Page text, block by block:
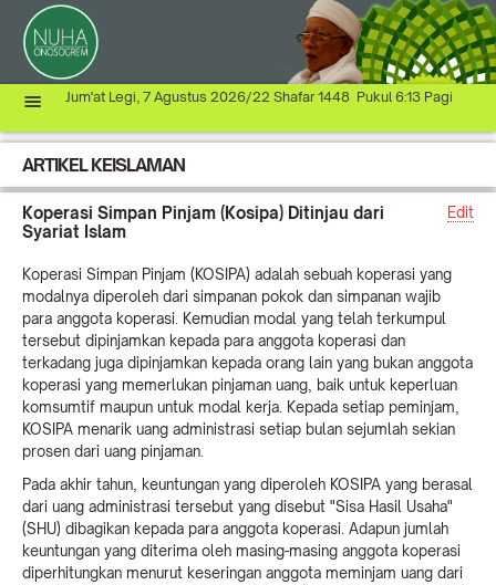
Jum'at Legi, 7 Agustus 2026/22 Shafar 1448 Pukul 6:13 Pagi
ARTIKEL KEISLAMAN
Edit
Koperasi Simpan Pinjam (Kosipa) Ditinjau dari
Syariat Islam
Koperasi Simpan Pinjam (KOSIPA) adalah sebuah koperasi yang
modalnya diperoleh dari simpanan pokok dan simpanan wajib
para anggota koperasi. Kemudian modal yang telah terkumpul
tersebut dipinjamkan kepada para anggota koperasi dan
terkadang juga dipinjamkan kepada orang lain yang bukan anggota
koperasi yang memerlukan pinjaman uang, baik untuk keperluan
komsumtif maupun untuk modal kerja. Kepada setiap peminjam,
KOSIPA menarik uang administrasi setiap bulan sejumlah sekian
prosen dari uang pinjaman.
Pada akhir tahun, keuntungan yang diperoleh KOSIPA yang berasal
dari uang administrasi tersebut yang disebut "Sisa Hasil Usaha"
(SHU) dibagikan kepada para anggota koperasi. Adapun jumlah
keuntungan yang diterima oleh masing-masing anggota koperasi
diperhitungkan menurut keseringan anggota meminjam uang dari